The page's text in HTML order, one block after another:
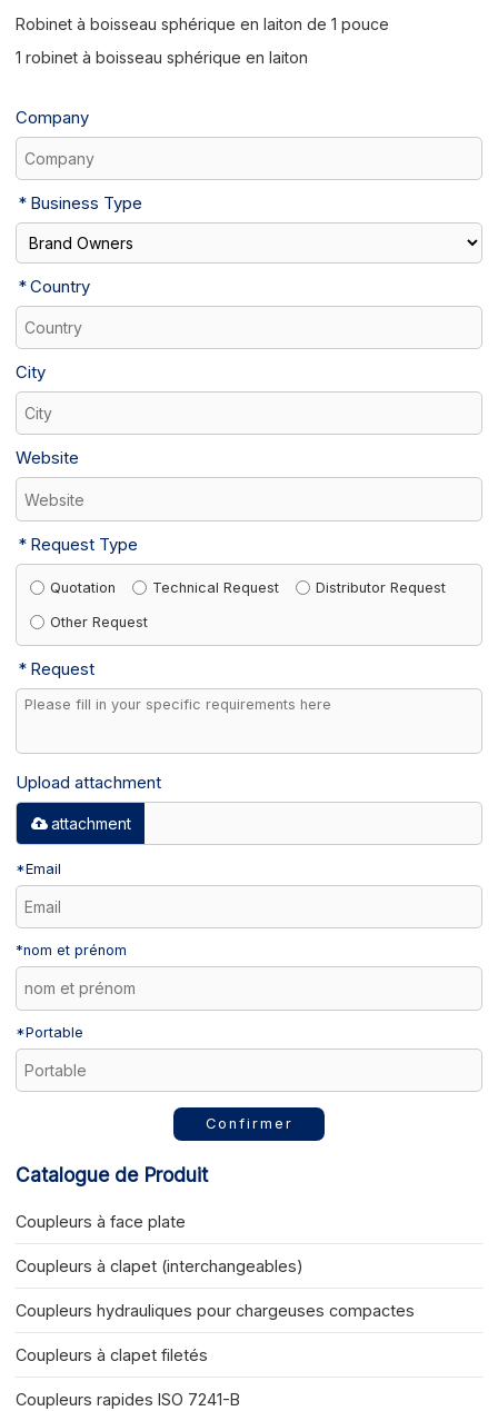
Robinet à boisseau sphérique en laiton de 1 pouce
1 robinet à boisseau sphérique en laiton
Company
Business Type
Country
City
Website
Request Type
Quotation Technical Request Distributor Request
Other Request
Request
Upload attachment
attachment
*Email
*nom et prénom
*Portable
Confirmer
Catalogue de Produit
Coupleurs à face plate
Coupleurs à clapet (interchangeables)
Coupleurs hydrauliques pour chargeuses compactes
Coupleurs à clapet filetés
Coupleurs rapides ISO 7241-B